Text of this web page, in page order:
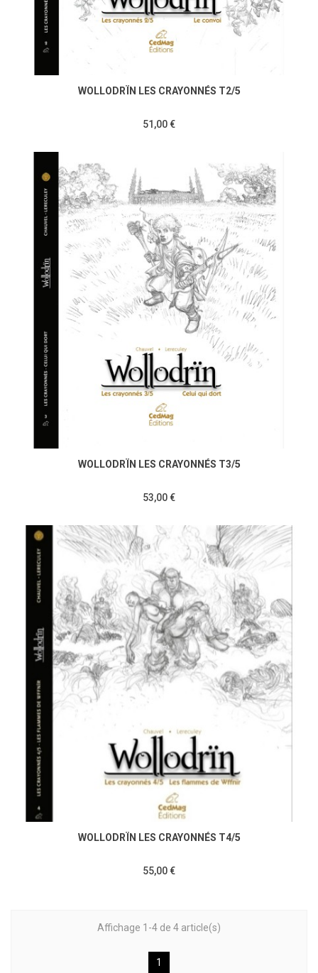
WOLLODRÏN LES CRAYONNÉS T2/5
51,00 €
WOLLODRÏN LES CRAYONNÉS T3/5
53,00 €
WOLLODRÏN LES CRAYONNÉS T4/5
55,00 €
Affichage 1-4 de 4 article(s)
1